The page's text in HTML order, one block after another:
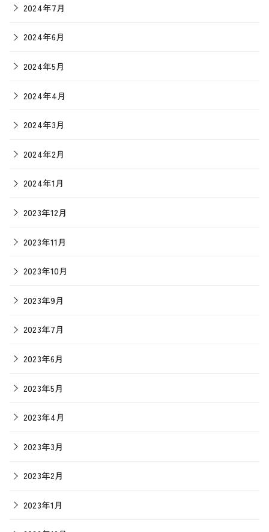
2024年7月
2024年6月
2024年5月
2024年4月
2024年3月
2024年2月
2024年1月
2023年12月
2023年11月
2023年10月
2023年9月
2023年7月
2023年6月
2023年5月
2023年4月
2023年3月
2023年2月
2023年1月